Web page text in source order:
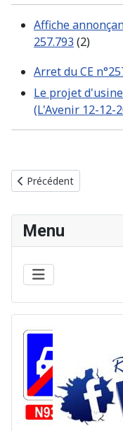
Affiche
257.793 (2)
Arret du CE
Le projet
(L'Avenir 12-12-
Article précédent : La
Précédent
Menu